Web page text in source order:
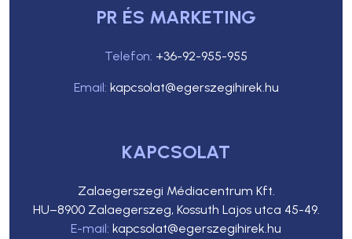
PR ÉS MARKETING
Telefon: +36-92-955-955
Email: kapcsolat@egerszegihirek.hu
KAPCSOLAT
Zalaegerszegi Médiacentrum Kft.
HU–8900 Zalaegerszeg, Kossuth Lajos utca 45-49.
E-mail: kapcsolat@egerszegihirek.hu